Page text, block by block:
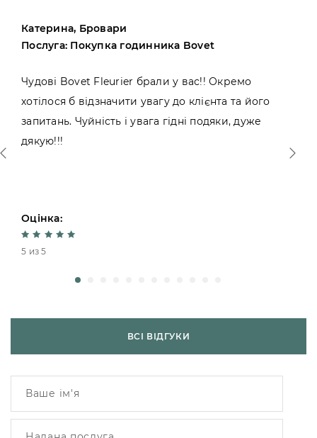
Катерина, Бровари
Послуга: Покупка годинника Bovet
Чудові Bovet Fleurier брали у вас!! Окремо
хотілося б відзначити увагу до клієнта та його
запитань. Чуйність і увага гідні подяки, дуже
дякую!!!
Оцінка:
5 из 5
ВСІ ВІДГУКИ